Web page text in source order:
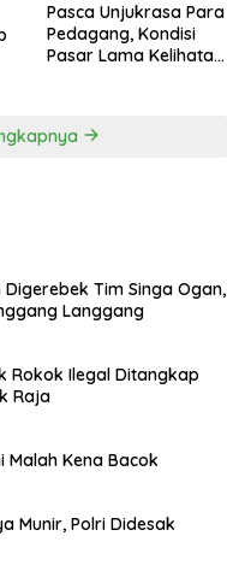
Pasca Unjukrasa Para
Pedagang, Kondisi
Pasar Lama Kelihatan
Tim Singa Ogan,
Langgang
Rokok Ilegal Ditangkap
Raja
Malah Kena Bacok
Munir, Polri Didesak